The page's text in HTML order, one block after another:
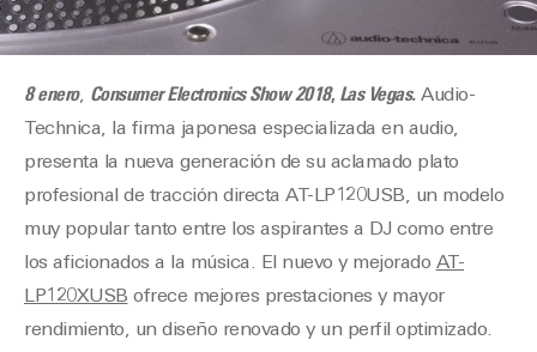
8 enero, Consumer Electronics Show 2018, Las Vegas.Audio-
Technica, la firma japonesa especializada en audio,
presenta la nueva generación de su aclamado plato
profesional de tracción directa AT-LP120USB, un modelo
muy popular tanto entre los aspirantes a DJ como entre
los aficionados a la música. El nuevo y mejorado AT-
LP120XUSB ofrece mejores prestaciones y mayor
rendimiento, un diseño renovado y un perfil optimizado.